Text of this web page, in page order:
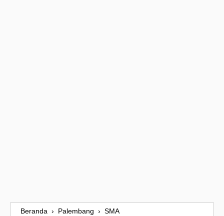
Beranda › Palembang › SMA